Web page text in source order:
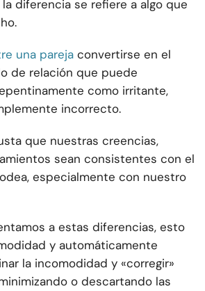
diferencia se refiere a algo que
una pareja convertirse en el
de relación que puede
como irritante,
incorrecto.
que nuestras creencias,
sean consistentes con el
especialmente con nuestro
a estas diferencias, esto
y automáticamente
la incomodidad y «corregir»
o descartando las